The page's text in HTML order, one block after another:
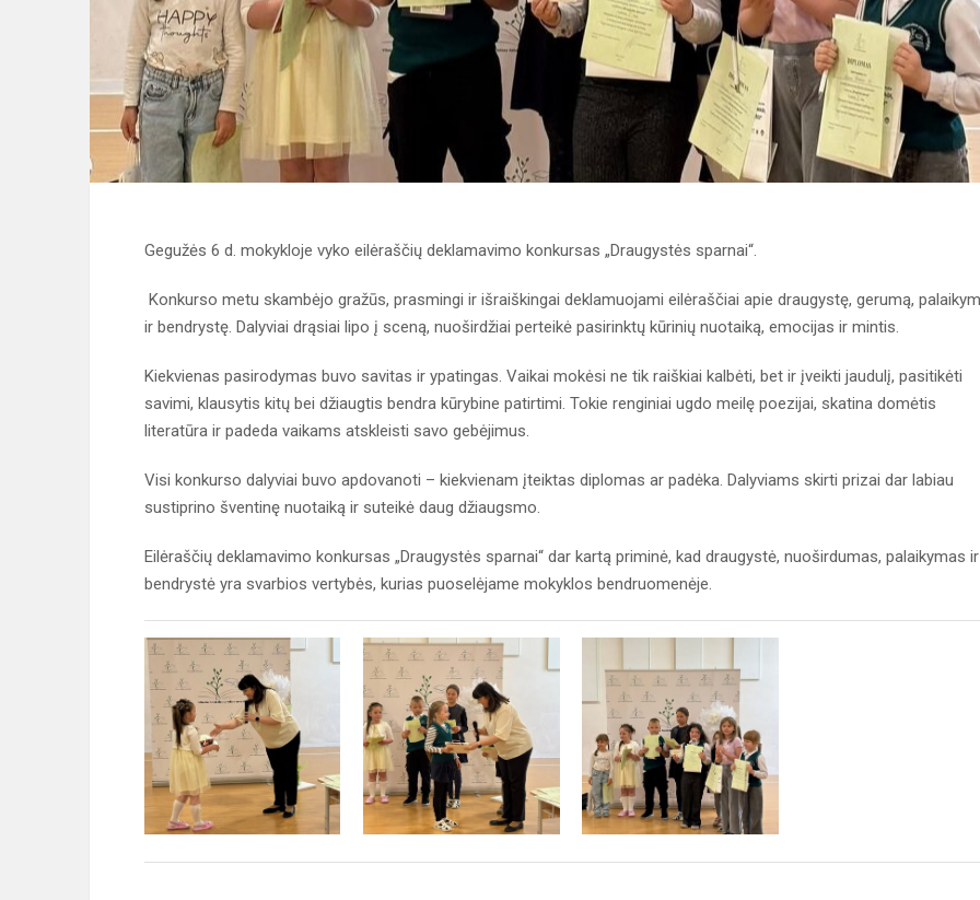
Gegužės 6 d. mokykloje vyko eilėraščių deklamavimo konkursas „Draugystės sparnai“.
Konkurso metu skambėjo gražūs, prasmingi ir išraiškingai deklamuojami eilėraščiai apie draugystę, gerumą,
ir bendrystę. Dalyviai drąsiai lipo į sceną, nuoširdžiai perteikė pasirinktų kūrinių nuotaiką, emocijas ir mintis.
Kiekvienas pasirodymas buvo savitas ir ypatingas. Vaikai mokėsi ne tik raiškiai kalbėti, bet ir įveikti jaudulį, pasitikėti
savimi, klausytis kitų bei džiaugtis bendra kūrybine patirtimi. Tokie renginiai ugdo meilę poezijai, skatina domėtis
literatūra ir padeda vaikams atskleisti savo gebėjimus.
Visi konkurso dalyviai buvo apdovanoti – kiekvienam įteiktas diplomas ar padėka. Dalyviams skirti prizai dar labiau
sustiprino šventinę nuotaiką ir suteikė daug džiaugsmo.
Eilėraščių deklamavimo konkursas „Draugystės sparnai“ dar kartą priminė, kad draugystė, nuoširdumas, palaikymas ir
bendrystė yra svarbios vertybės, kurias puoselėjame mokyklos bendruomenėje.